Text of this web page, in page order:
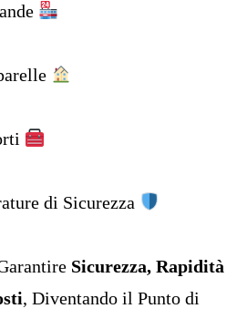
di Sicurezza
Sicurezza, Rapidità
, Diventando il Punto di